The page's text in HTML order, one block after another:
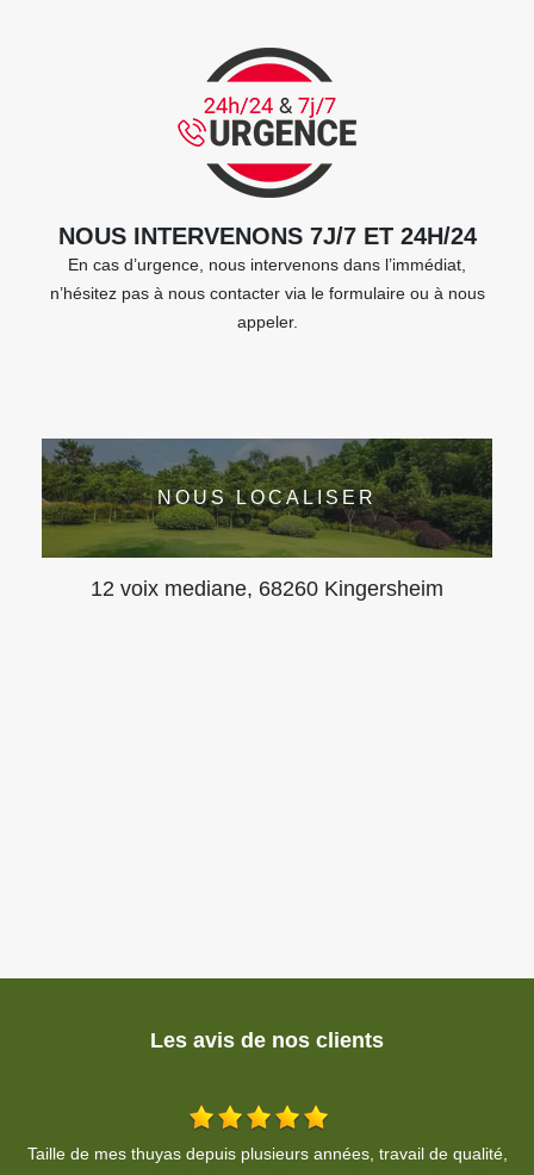
NOUS INTERVENONS 7J/7 ET 24H/24
En cas d’urgence, nous intervenons dans l’immédiat,
n’hésitez pas à nous contacter via le formulaire ou à nous
appeler.
NOUS LOCALISER
12 voix mediane, 68260 Kingersheim
Les avis de nos clients
Sympathique, efficace et très professionnel. Merci.